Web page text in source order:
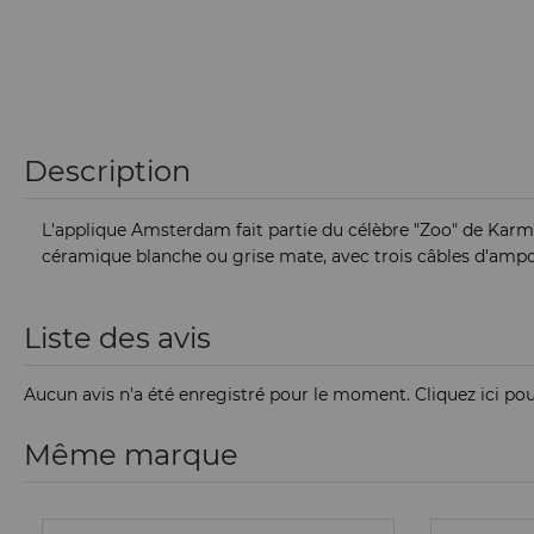
Description
L'applique Amsterdam fait partie du célèbre "Zoo" de
céramique blanche ou grise mate, avec trois câbles
Liste des avis
Aucun avis n'a été enregistré pour le moment. Cliquez ici
Même marque